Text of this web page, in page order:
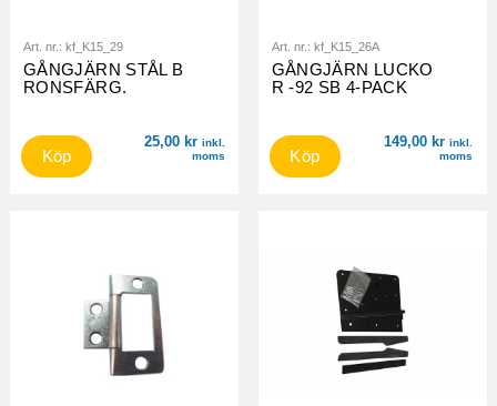
Art. nr.: kf_K15_29
GÅNGJÄRN STÅL B
RONSFÄRG.
25,00 kr inkl.
moms
Köp
Art. nr.: kf_K15_26A
GÅNGJÄRN LUCKO
R -92 SB 4-PACK
149,00 kr inkl.
moms
Köp